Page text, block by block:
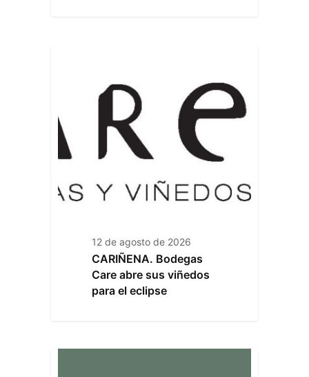
12 de agosto de 2026
CARIÑENA. Bodegas
Care abre sus viñedos
para el eclipse